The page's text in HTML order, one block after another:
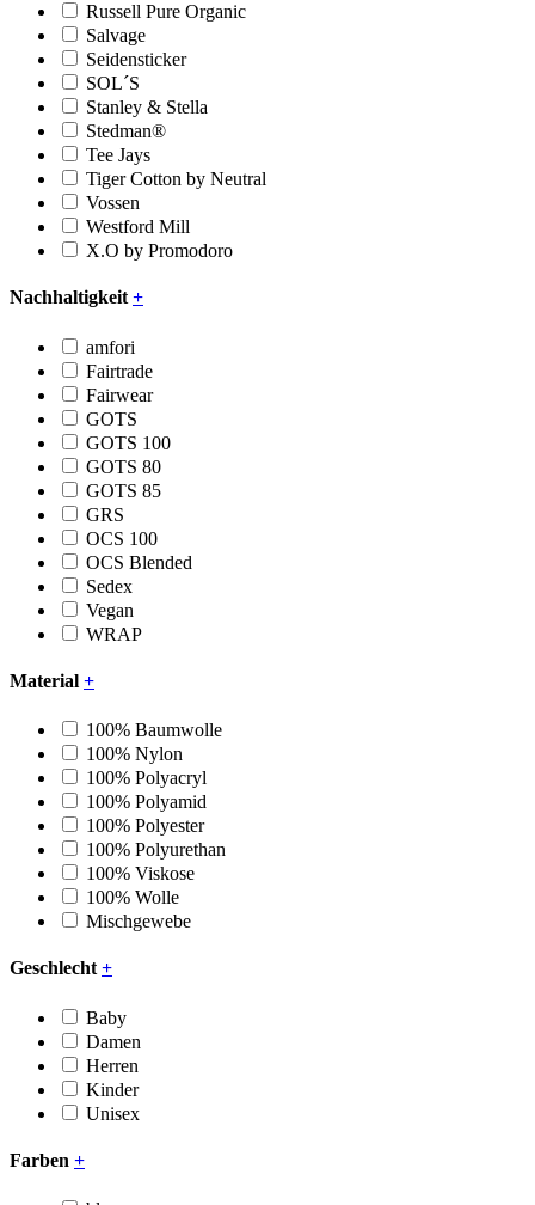
Russell Pure Organic
Salvage
Seidensticker
SOL´S
Stanley & Stella
Stedman®
Tee Jays
Tiger Cotton by Neutral
Vossen
Westford Mill
X.O by Promodoro
Nachhaltigkeit +
amfori
Fairtrade
Fairwear
GOTS
GOTS 100
GOTS 80
GOTS 85
GRS
OCS 100
OCS Blended
Sedex
Vegan
WRAP
Material +
100% Baumwolle
100% Nylon
100% Polyacryl
100% Polyamid
100% Polyester
100% Polyurethan
100% Viskose
100% Wolle
Mischgewebe
Geschlecht +
Baby
Damen
Herren
Kinder
Unisex
Farben +